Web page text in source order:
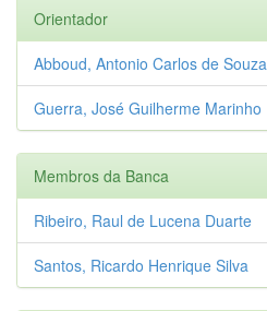
Orientador
Abboud, Antonio Carlos de Souza
Guerra, José Guilherme Marinho
Membros da Banca
Ribeiro, Raul de Lucena Duarte
Santos, Ricardo Henrique Silva